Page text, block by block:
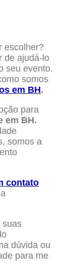
escolher?
de ajudá-lo
seu evento.
somos
em BH.
para
em BH.
somos a
contato
suas
dúvida ou
para me